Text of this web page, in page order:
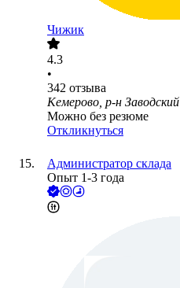
Чижик
4.3
•
342 отзыва
Кемерово, р-н Заводский
Можно без резюме
Откликнуться
Администратор склада
Опыт 1-3 года